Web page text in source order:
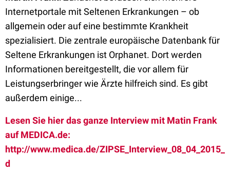
Internetportale mit Seltenen Erkrankungen – ob
allgemein oder auf eine bestimmte Krankheit
spezialisiert. Die zentrale europäische Datenbank für
Seltene Erkrankungen ist Orphanet. Dort werden
Informationen bereitgestellt, die vor allem für
Leistungserbringer wie Ärzte hilfreich sind. Es gibt
außerdem einige...
Lesen Sie hier das ganze Interview mit Matin Frank
auf MEDICA.de:
http://www.medica.de/ZIPSE_Interview_08_04_2015_
d